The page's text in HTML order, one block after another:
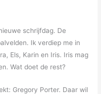
schrijfdag. De
Ik verdiep me in
Els, Karin en Iris. Iris mag
Wat doet de rest?
Gregory Porter. Daar wil